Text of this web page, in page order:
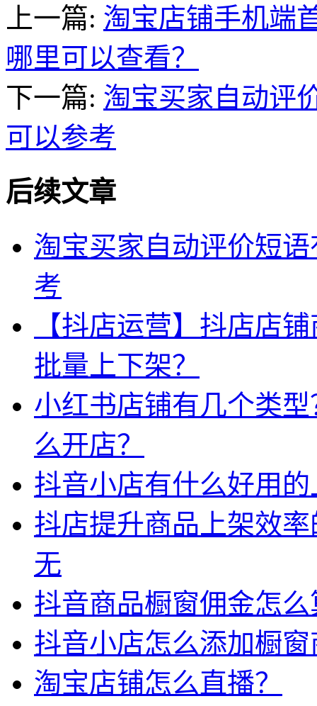
上一篇: 淘宝店铺手机端
哪里可以查看？
下一篇: 淘宝买家自动评
可以参考
后续文章
淘宝买家自动评价短
考
【抖店运营】抖店店
批量上下架？
小红书店铺有几个类
么开店？
抖音小店有什么好用
抖店提升商品上架效
无
抖音商品橱窗佣金怎么
抖音小店怎么添加橱窗
淘宝店铺怎么直播？